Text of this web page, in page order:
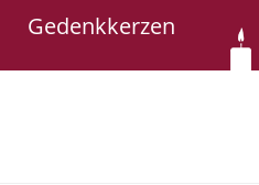
Gedenkkerzen